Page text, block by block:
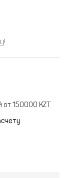
от 150000 KZT